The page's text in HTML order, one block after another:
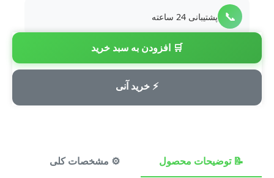
🛒 افزودن به سبد خرید
⚡ خرید آنی
📞 پشتیبانی 24 ساعته
💳 پرداخت امن
📝 توضیحات محصول ⚙️ مشخصات کلی